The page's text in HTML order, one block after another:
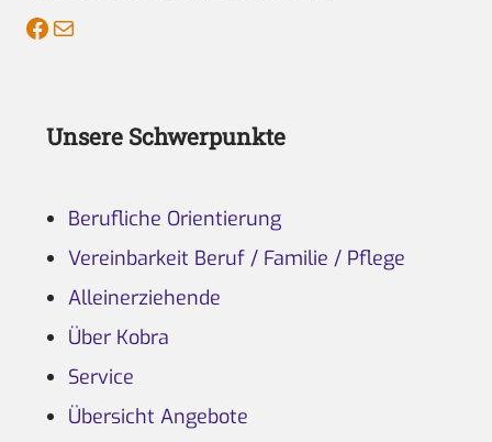
KOBRA auf Facebook
Mail Kobra
Unsere Schwerpunkte
Berufliche Orientierung
Vereinbarkeit Beruf / Familie / Pflege
Alleinerziehende
Über Kobra
Service
Übersicht Angebote